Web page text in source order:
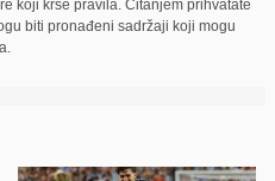
koji krše pravila. Čitanjem prihvatate
biti pronađeni sadržaji koji mogu